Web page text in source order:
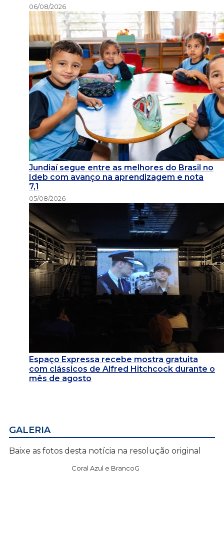
06/08/2026
Jundiaí segue entre as melhores do Brasil no
Ideb com avanço na aprendizagem e nota
7,1
05/08/2026
Espaço Expressa recebe mostra gratuita
com clássicos de Alfred Hitchcock durante o
mês de agosto
GALERIA
Baixe as fotos desta notícia na resolução original
Coral Azul e BrancoG